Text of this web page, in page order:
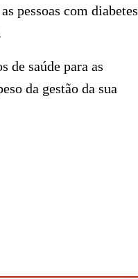
pessoas com diabetes
de saúde para as
da gestão da sua